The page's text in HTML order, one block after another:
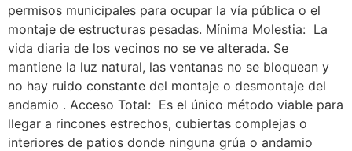
permisos municipales para ocupar la vía pública o el
montaje de estructuras pesadas. Mínima Molestia: La
vida diaria de los vecinos no se ve alterada. Se
mantiene la luz natural, las ventanas no se bloquean y
no hay ruido constante del montaje o desmontaje del
andamio . Acceso Total: Es el único método viable para
llegar a rincones estrechos, cubiertas complejas o
interiores de patios donde ninguna grúa o andamio